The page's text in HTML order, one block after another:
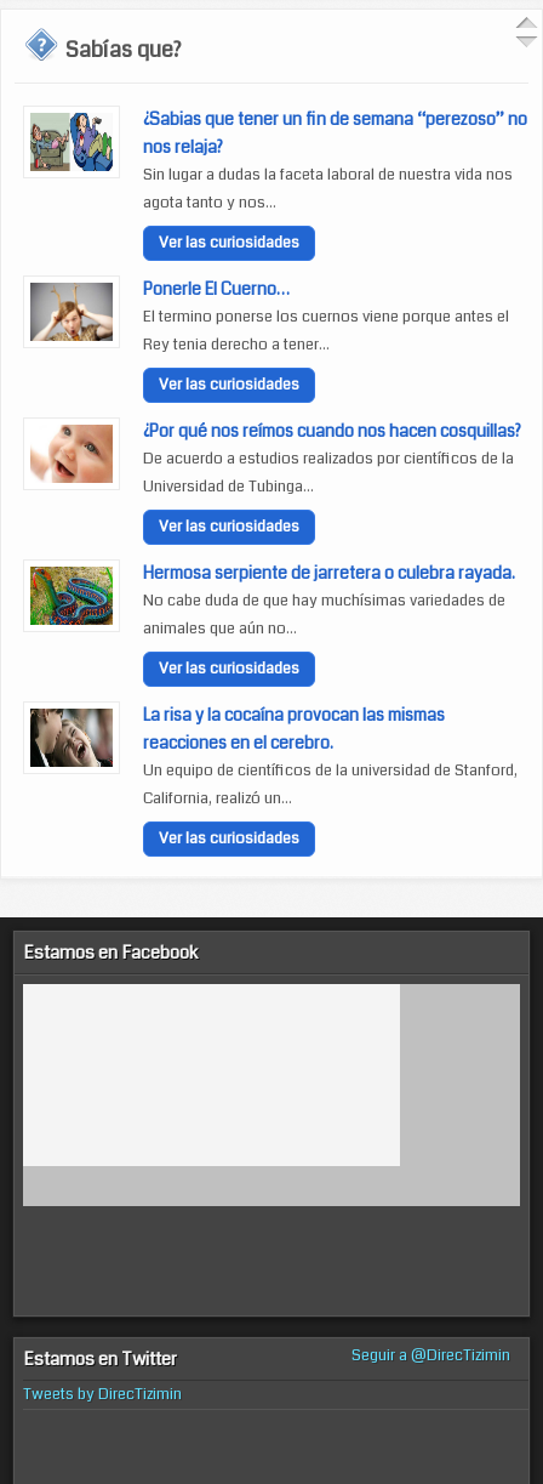
Sabías que?
¿Sabias que tener un fin de semana “perezoso” no
nos relaja?
Sin lugar a dudas la faceta laboral de nuestra vida nos
agota tanto y nos...
Ver las curiosidades
Ponerle El Cuerno…
El termino ponerse los cuernos viene porque antes el
Rey tenia derecho a tener...
Ver las curiosidades
¿Por qué nos reímos cuando nos hacen cosquillas?
De acuerdo a estudios realizados por científicos de la
Universidad de Tubinga...
Ver las curiosidades
Hermosa serpiente de jarretera o culebra rayada.
No cabe duda de que hay muchísimas variedades de
animales que aún no...
Ver las curiosidades
La risa y la cocaína provocan las mismas
reacciones en el cerebro.
Un equipo de científicos de la universidad de Stanford,
California, realizó un...
Ver las curiosidades
Estamos en Facebook
Estamos en Twitter
Seguir a @DirecTizimin
Tweets by DirecTizimin